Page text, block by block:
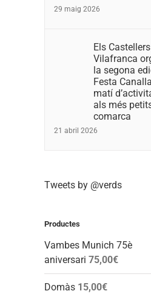
29 maig 2026
Els
Vilafranca
la segona
Festa
matí
als més
comarca
21 abril 2026
Tweets by @verds
Productes
Vambes Munich 75è
aniversari 75,00€
Domàs 15,00€